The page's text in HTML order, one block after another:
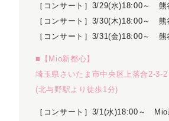
［コンサート］3/29(水)18:00～ 熊
［コンサート］3/30(木)18:00～ 熊
［コンサート］3/31(金)18:00～ 熊
■【Mio新都心】
埼玉県さいたま市中央区上落合2-3-2
(北与野駅より徒歩1分)
［コンサート］3/1(水)18:00～ Mio